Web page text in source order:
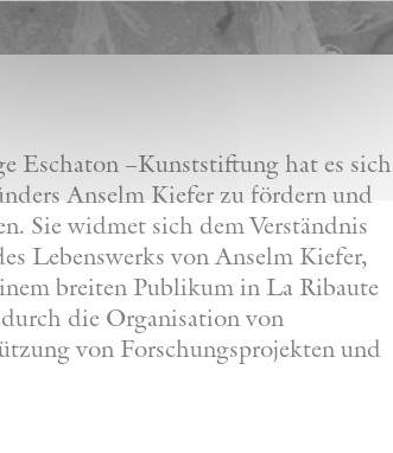
Eschaton –Kunststiftung hat es sich
Anselm Kiefer zu fördern und
Sie widmet sich dem Verständnis
Lebenswerks von Anselm Kiefer,
breiten Publikum in La Ribaute
die Organisation von
von Forschungsprojekten und